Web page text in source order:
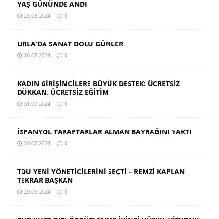
YAŞ GÜNÜNDE ANDI
23.08.2024 0
URLA’DA SANAT DOLU GÜNLER
16.08.2024 0
KADIN GİRİŞİMCİLERE BÜYÜK DESTEK: ÜCRETSİZ
DÜKKAN, ÜCRETSİZ EĞİTİM
31.07.2024 0
İSPANYOL TARAFTARLAR ALMAN BAYRAĞINI YAKTI
20.07.2024 0
TDU YENİ YÖNETİCİLERİNİ SEÇTİ – REMZİ KAPLAN
TEKRAR BAŞKAN
29.06.2024 0